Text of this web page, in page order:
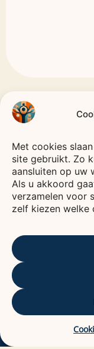
Met cookies
site gebruikt. Zo
aansluiten op uw
Als u akkoord
verzamelen voor
zelf kiezen welke
—
Voor een leven
De Bavo
van het welzijn
Kennemerland.
Bavo stichting